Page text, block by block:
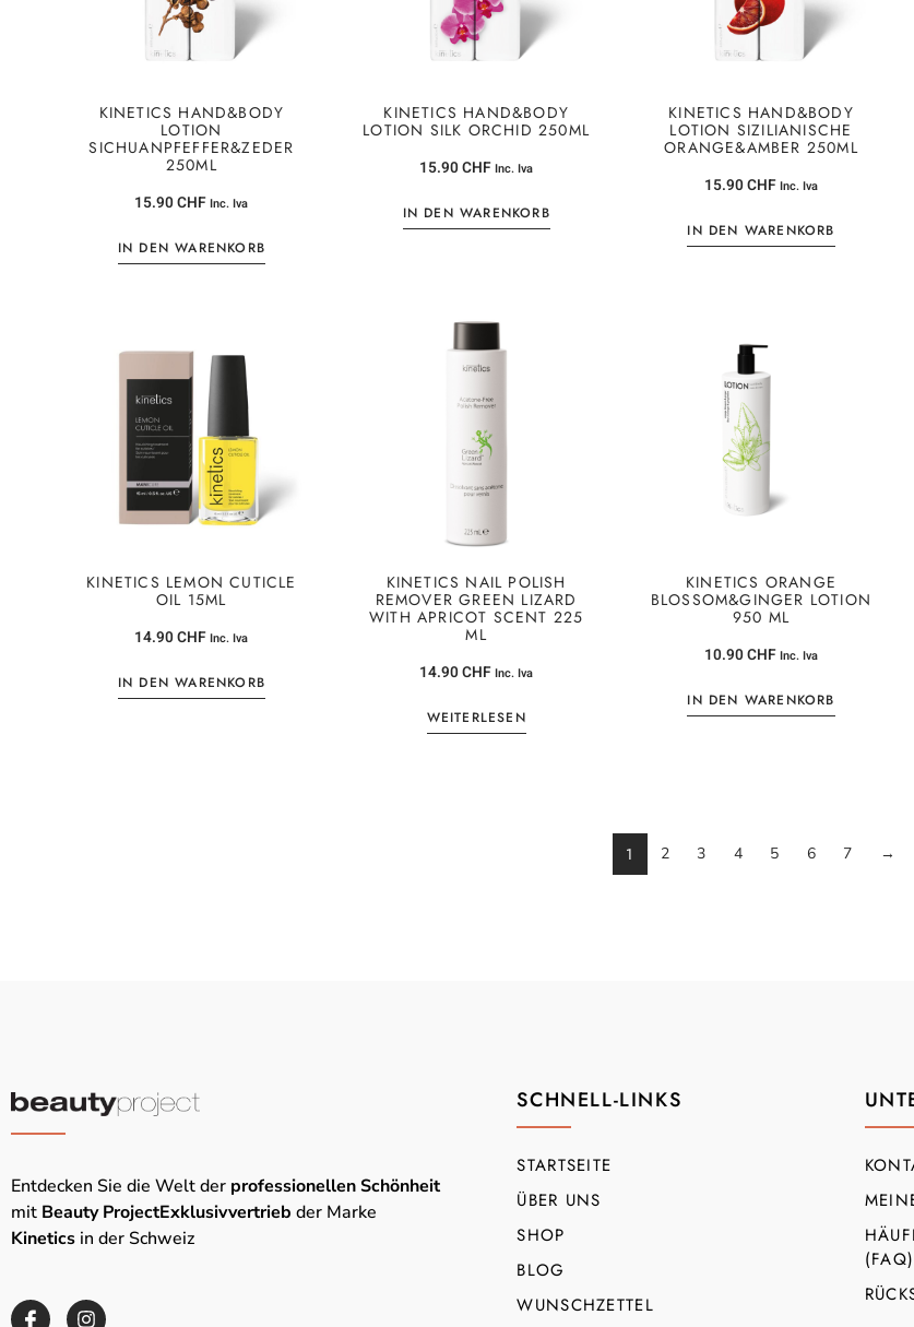
KINETICS HAND&BODY
LOTION
SICHUANPFEFFER&ZEDER
250ML
15.90CHF Inc. Iva
IN DEN WARENKORB
KINETICS HAND&BODY
LOTION SILK ORCHID 250ML
15.90CHFInc. Iva
IN DEN WARENKORB
KINETICS HAND&BODY
LOTION SIZILIANISCHE
ORANGE&AMBER 250ML
15.90CHFInc. Iva
IN DEN WARENKORB
KINETICS LEMON CUTICLE
OIL 15ML
14.90CHF Inc. Iva
IN DEN WARENKORB
KINETICS NAIL POLISH
REMOVER GREEN LIZARD
WITH APRICOT SCENT 225
ML
14.90CHFInc. Iva
WEITERLESEN
KINETICS ORANGE
BLOSSOM&GINGER LOTION
950 ML
10.90CHFInc. Iva
IN DEN WARENKORB
1 2 3 4 5 6 7 →
Entdecken Sie die Welt der professionellen Schönheit
mit Beauty ProjectExklusivvertrieb der Marke
Kinetics in der Schweiz
SCHNELL-LINKS
STARTSEITE
ÜBER UNS
SHOP
BLOG
WUNSCHZETTEL
(FAQ)